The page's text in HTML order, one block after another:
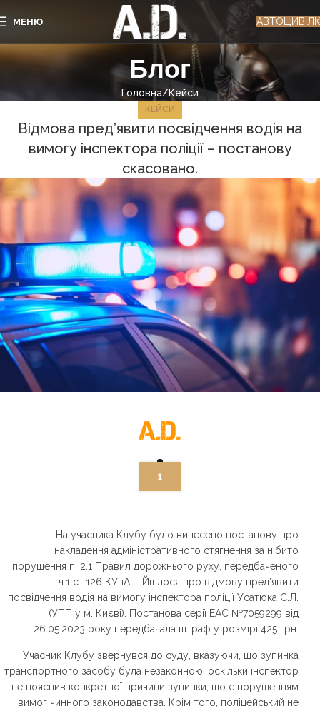
МЕНЮ
Блог
Головна Кейси
КЕЙСИ
Відмова пред’явити посвідчення водія на
вимогу інспектора поліції – постанову
скасовано.
1
На учасника Клубу було винесено постанову про
накладення адміністративного стягнення за нібито
порушення п. 2.1 Правил дорожнього руху, передбаченого
ч.1 ст.126 КУпАП. Йшлося про відмову пред’явити
посвідчення водія на вимогу інспектора поліції Усатюка С.Л.
(УПП у м. Києві). Постанова серії ЕАС №7059299 від
26.05.2023 року передбачала штраф у розмірі 425 грн.
Учасник Клубу звернувся до суду, вказуючи, що зупинка
транспортного засобу була незаконною, оскільки інспектор
не пояснив конкретної причини зупинки, що є порушенням
вимог чинного законодавства. Крім того, поліцейський не